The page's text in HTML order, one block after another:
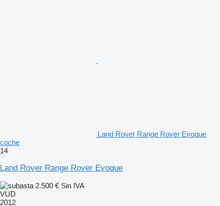
Land Rover Range Rover Evoque
coche
14
Land Rover Range Rover Evoque
2.500 € Sin IVA
VUD
2012